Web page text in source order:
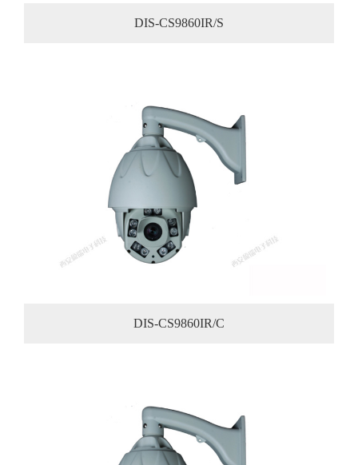
DIS-CS9860IR/S
DIS-CS9860IR/C